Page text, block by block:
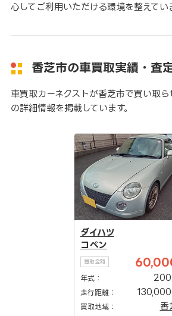
心してご利用いただける環境を整えてい
香芝市の車買取実績・査
車買取カーネクストが香芝市で買い取
の詳細情報を掲載しています。
ダイハツ
コペン
買取金額
年式：
走行距離：
買取地域： 香